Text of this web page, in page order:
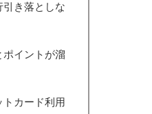
き落としな
ポイントが溜
カード利用